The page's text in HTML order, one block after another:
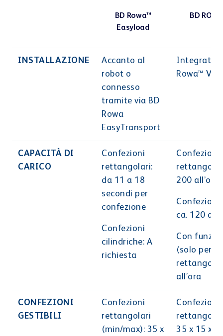
BD Rowa™
Easyload
BD
INSTALLAZIONE
Accanto al
robot o
connesso
tramite via BD
Rowa
EasyTransport
Integrato
Rowa™
CAPACITÀ DI
CARICO
Confezioni
rettangolari:
da 11 a 18
secondi per
confezione
Confezioni
cilindriche: A
richiesta
Confezioni
200 all’ora
Confezioni
ca. 120
Con
(solo per
all’ora
CONFEZIONI
GESTIBILI
Confezioni
rettangolari
(min/max): 35 x
Confezioni
35 x 15